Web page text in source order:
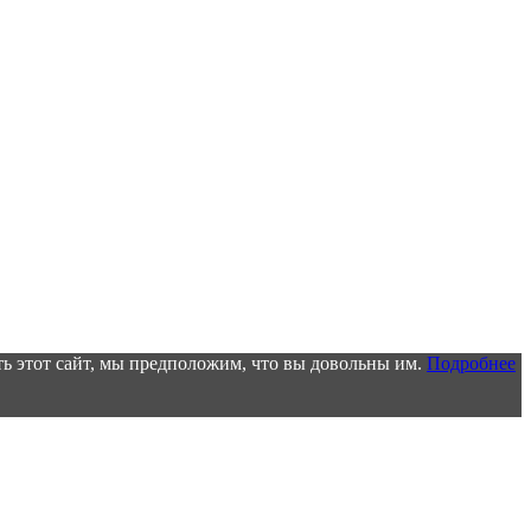
этот сайт, мы предположим, что вы довольны им. Подробнее